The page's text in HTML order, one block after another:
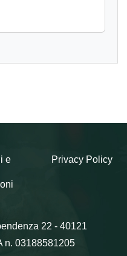
e Privacy Policy
22 - 40121
n. 03188581205